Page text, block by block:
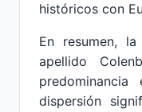
históricos con
En resumen,
apellido
dispersión